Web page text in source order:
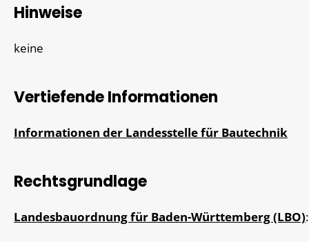
Hinweise
keine
Vertiefende Informationen
Informationen der Landesstelle für Bautechnik
Rechtsgrundlage
Landesbauordnung für Baden-Württemberg (LBO):